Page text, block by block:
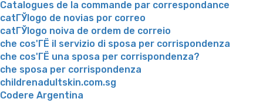
Catalogues de la commande par correspondance
catГЎlogo de novias por correo
catГЎlogo noiva de ordem de correio
che cos'ГЁ il servizio di sposa per corrispondenza
che cos'ГЁ una sposa per corrispondenza?
che sposa per corrispondenza
childrenadultskin.com.sg
Codere Argentina